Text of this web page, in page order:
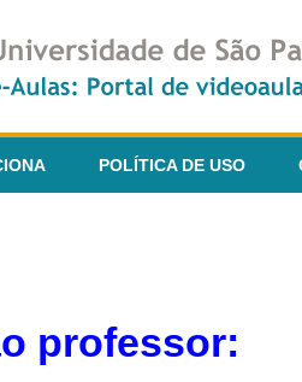
POLÍTICA DE USO
professor: